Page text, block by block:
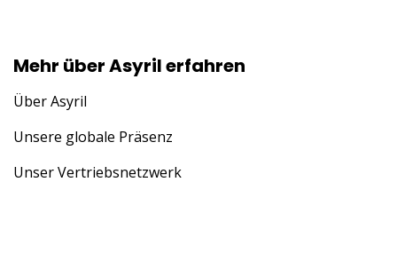
Mehr über Asyril erfahren
Über Asyril
Unsere globale Präsenz
Unser Vertriebsnetzwerk